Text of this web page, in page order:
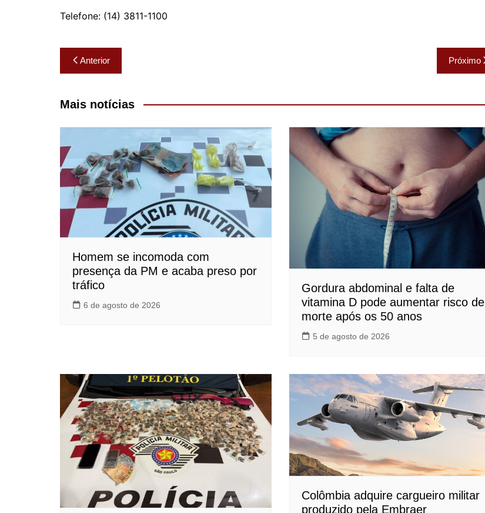
Telefone: (14) 3811-1100
Navegação
de
Post
Anterior Próximo
Mais notícias
Homem se incomoda com
presença da PM e acaba preso por
tráfico
6 de agosto de 2026
Gordura abdominal e falta de
vitamina D pode aumentar risco de
morte após os 50 anos
5 de agosto de 2026
Colômbia adquire cargueiro militar
produzido pela Embraer